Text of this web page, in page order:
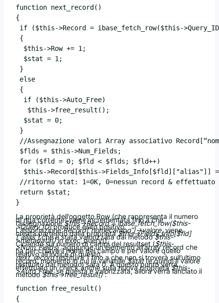
function next_record()
{
if ($this->Record = ibase_fetch_row($this-
{
  $this->Row += 1;
  $stat = 1;
}
else
{
  if ($this->Auto_Free)
   $this->free_result();
  $stat = 0;
}
//Assegnazione valori Array associativo
$flds = $this->Num_Fields;
for ($fld = 0; $fld < $flds; $fld++)
$this->Record[$this->Fields_Info[$fld]["alias"]]
//ritorno stat: 1=0K, 0=nessun record &
return $stat;
La proprietà dell’oggetto Row (che rappresenta il numero
di riga corrente) viene incrementata fino a che
l’assegnazione$this->Record = ibase_fetch_row($this-
>Query_ID)produce esito positivo.
L’associazioneRecord[“nomecampo”]->valore, viene
creata partendo dalla proprietà$this->Fields_Info[$fld]
[“alias”]che è stata valorizzata dal metodo$this-
>metadata()in exec_query();
Ciclando sul numero di campi del resultset ($this-
>Num_Fields), aggiunge un elemento all’array record che
ha per chiave il nome del campo e per valore quello
relativo all’indice di questo.
next_recordrestituirà 1 fino a che non si troverà sull’ultimo
record, momento in cui la variabile$stat(e quindi il valore
restituito dal metodo) sarà 0. A questo punto verrà
effettuato un check anche sulla nuova proprietà$this-
>Auto_Free, se questa è valorizzata, allora verrà lanciato il
metodo$this->free_result():
function free_result()
{